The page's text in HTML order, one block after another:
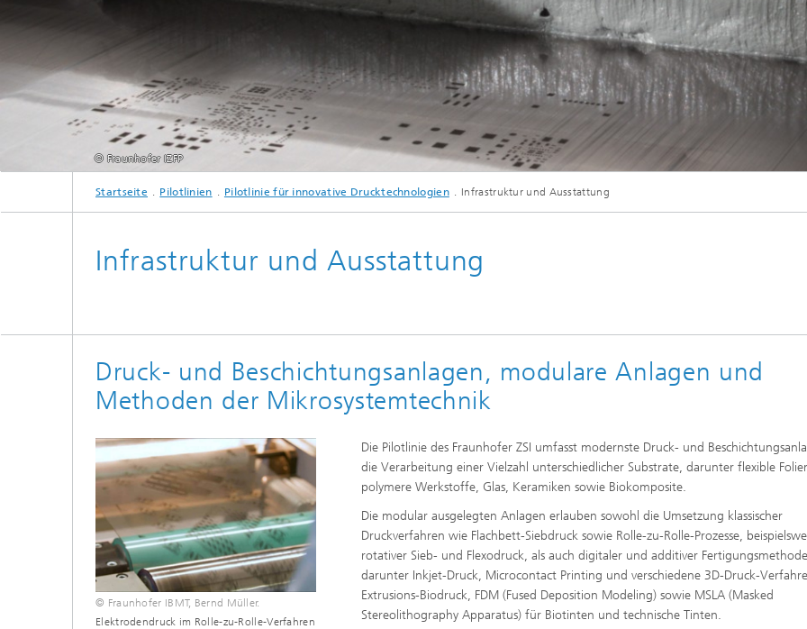
© Fraunhofer IZFP
Startseite Pilotlinien Pilotlinie für innovative Drucktechnologien Infrastruktur und Ausstattung
Infrastruktur und Ausstattung
Druck- und Beschichtungsanlagen, modulare Anlagen und
Methoden der Mikrosystemtechnik
© Fraunhofer IBMT, Bernd Müller.
Elektrodendruck im Rolle-zu-Rolle-Verfahren
Die Pilotlinie des Fraunhofer ZSI umfasst modernste Druck- und
die Verarbeitung einer Vielzahl unterschiedlicher Substrate, darunter flexible
polymere Werkstoffe, Glas, Keramiken sowie Biokomposite.
Die modular ausgelegten Anlagen erlauben sowohl die Umsetzung klassischer
Druckverfahren wie Flachbett-Siebdruck sowie Rolle-zu-Rolle-Prozesse,
rotativer Sieb- und Flexodruck, als auch digitaler und additiver
darunter Inkjet-Druck, Microcontact Printing und verschiedene 3D-Druck-
Extrusions-Biodruck, FDM (Fused Deposition Modeling) sowie MSLA (Masked
Stereolithography Apparatus) für Biotinten und technische Tinten.